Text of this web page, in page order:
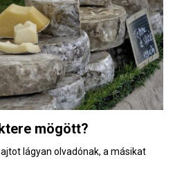
mögött?
lágyan olvadónak, a másikat